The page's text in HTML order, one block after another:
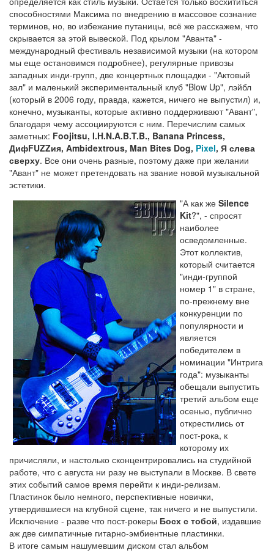
способностями Максима по внедрению в массовое сознание
терминов, но, во избежание путаницы, всё же расскажем, что
скрывается за этой вывеской. Под крылом "Аванта" -
международный фестиваль независимой музыки (на котором
мы еще остановимся подробнее), регулярные привозы
западных инди-групп, две концертных площадки - "Актовый
зал" и маленький экспериментальный клуб "Blow Up", лэйбл
(который в 2006 году, правда, кажется, ничего не выпустил) и,
конечно, музыканты, которые активно поддерживают "Авант",
благодаря чему ассоциируются с ним. Перечислим самых
заметных: Foojitsu, I.H.N.A.B.T.B., Banana Princess,
ДифFUZZия, Ambidextrous, Man Bites Dog, Pixel, Я слева
сверху. Все они очень разные, поэтому даже при желании
"Авант" не может претендовать на звание новой музыкальной
эстетики.
"А как же Silence
Kit?", - спросят
наиболее
осведомленные.
Этот коллектив,
который считается
"инди-группой
номер 1" в стране,
по-прежнему вне
конкуренции по
популярности и
является
победителем в
номинации "Интрига
года": музыканты
обещали выпустить
третий альбом еще
осенью, публично
открестились от
пост-рока, к
которому их
причисляли, и настолько сконцентрировались на студийной
работе, что с августа ни разу не выступали в Москве. В свете
этих событий самое время перейти к инди-релизам.
Пластинок было немного, перспективные новички,
утвердившиеся на клубной сцене, так ничего и не выпустили.
Исключение - разве что пост-рокеры Босх с тобой, издавшие
аж две симпатичные гитарно-эмбиентные пластинки.
В итоге самым нашумевшим диском стал альбом